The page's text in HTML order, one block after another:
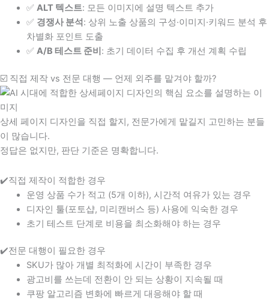
✅ ALT 텍스트: 모든 이미지에 설명 텍스트 추가
✅ 경쟁사 분석 : 상위 노출 상품의 구성·이미지·키워드 분석 후
차별화 포인트 도출
✅ A/B 테스트 준비 : 초기 데이터 수집 후 개선 계획 수립
☑️ 직접 제작 vs 전문 대행 — 언제 외주를 맡겨야 할까?
상세 페이지 디자인을 직접 할지, 전문가에게 맡길지 고민하는 분들
이 많습니다.
정답은 없지만, 판단 기준은 명확합니다.
✔️직접 제작이 적합한 경우
운영 상품 수가 적고 (5개 이하), 시간적 여유가 있는 경우
디자인 툴(포토샵, 미리캔버스 등) 사용에 익숙한 경우
초기 테스트 단계로 비용을 최소화해야 하는 경우
✔️전문 대행이 필요한 경우
SKU가 많아 개별 최적화에 시간이 부족한 경우
광고비를 쓰는데 전환이 안 되는 상황이 지속될 때
쿠팡 알고리즘 변화에 빠르게 대응해야 할 때